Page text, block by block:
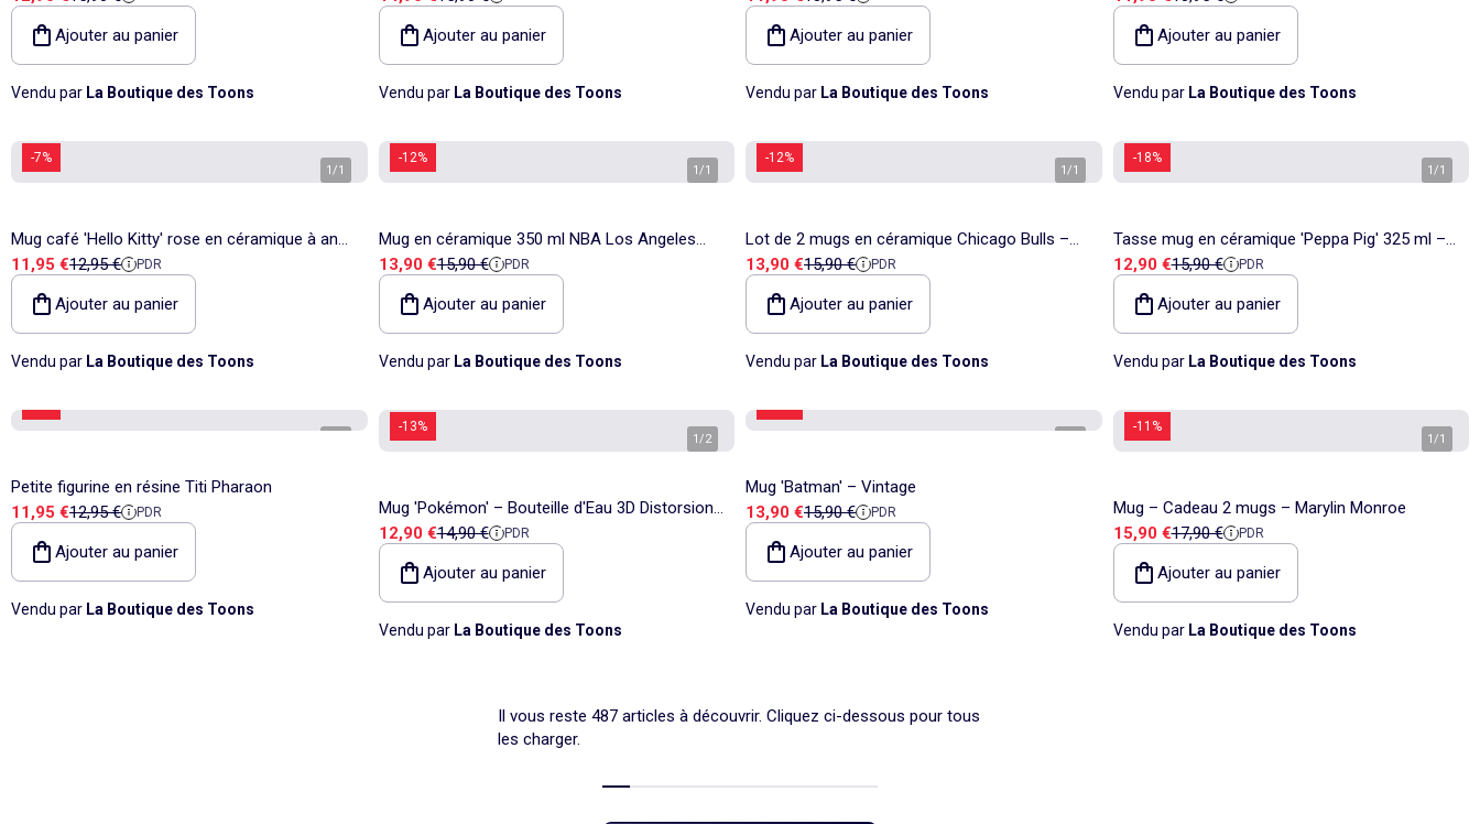
Ajouter au panier
Vendu par La Boutique des Toons
Ajouter au panier
Vendu par La Boutique des Toons
Ajouter au panier
Vendu par La Boutique des Toons
Ajouter au panier
Vendu par La Boutique des Toons
-7%
1/1
Mug café 'Hello Kitty' rose en céramique à ans
e noire mate
Prix de vente
11,95 €Prix de référence
12,95 € PDR
Ajouter au panier
Vendu par La Boutique des Toons
-12%
1/1
Mug en céramique 350 ml NBA Los Angeles
Lakers – Back Me Up
Prix de vente
13,90 €Prix de référence
15,90 € PDR
Ajouter au panier
Vendu par La Boutique des Toons
-12%
1/1
Lot de 2 mugs en céramique Chicago Bulls –
350 ml – NBA
Prix de vente
13,90 €Prix de référence
15,90 € PDR
Ajouter au panier
Vendu par La Boutique des Toons
-18%
1/1
Tasse mug en céramique 'Peppa Pig' 325 ml –
Coffret cadeau Flamant rose
Prix de vente
12,90 €Prix de référence
15,90 € PDR
Ajouter au panier
Vendu par La Boutique des Toons
Petite figurine en résine Titi Pharaon
Prix de vente
11,95 €Prix de référence
12,95 € PDR
Ajouter au panier
Vendu par La Boutique des Toons
-13%
1/2
Mug 'Pokémon' – Bouteille d'Eau 3D Distorsion
en Plastique 360 ml
Prix de vente
12,90 €Prix de référence
14,90 € PDR
Ajouter au panier
Vendu par La Boutique des Toons
Mug 'Batman' – Vintage
Prix de vente
13,90 €Prix de référence
15,90 € PDR
Ajouter au panier
Vendu par La Boutique des Toons
-11%
1/1
Mug – Cadeau 2 mugs – Marylin Monroe
Prix de vente
15,90 €Prix de référence
17,90 € PDR
Ajouter au panier
Vendu par La Boutique des Toons
Il vous reste 487 articles à découvrir. Cliquez ci-dessous pour tous
les charger.